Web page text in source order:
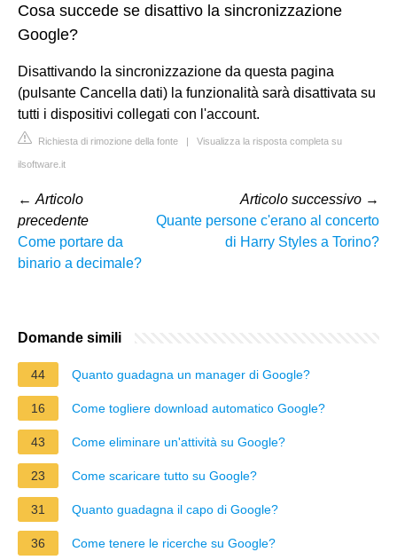
Cosa succede se disattivo la sincronizzazione
Google?
Disattivando la sincronizzazione da questa pagina
(pulsante Cancella dati) la funzionalità sarà disattivata su
tutti i dispositivi collegati con l'account.
Richiesta di rimozione della fonte | Visualizza la risposta completa su
ilsoftware.it
← Articolo
precedente
Come portare da
binario a decimale?
Articolo successivo →
Quante persone c'erano al concerto
di Harry Styles a Torino?
Domande simili
44 Quanto guadagna un manager di Google?
16 Come togliere download automatico Google?
43 Come eliminare un'attività su Google?
23 Come scaricare tutto su Google?
31 Quanto guadagna il capo di Google?
36 Come tenere le ricerche su Google?